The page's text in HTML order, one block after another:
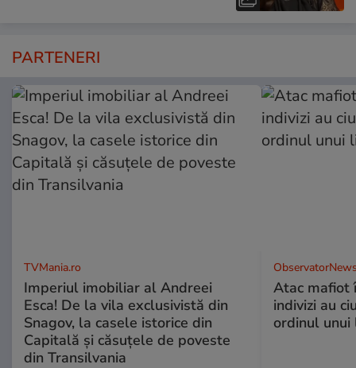
PARTENERI
TVMania.ro
Imperiul imobiliar al Andreei
Esca! De la vila exclusivistă din
Snagov, la casele istorice din
Capitală și căsuțele de poveste
din Transilvania
Atac mafiot
indivizi au
ordinul